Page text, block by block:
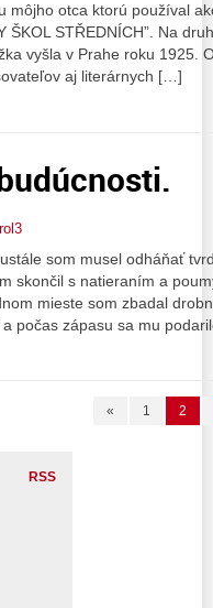
môjho otca ktorú používal
ŠKOL STŘEDNÍCH”. Na
vyšla v Prahe roku 1925.
aj literárnych […]
som musel odháňať
skončil s natieraním a
mieste som zbadal
počas zápasu sa mu
« 1 2
RSS